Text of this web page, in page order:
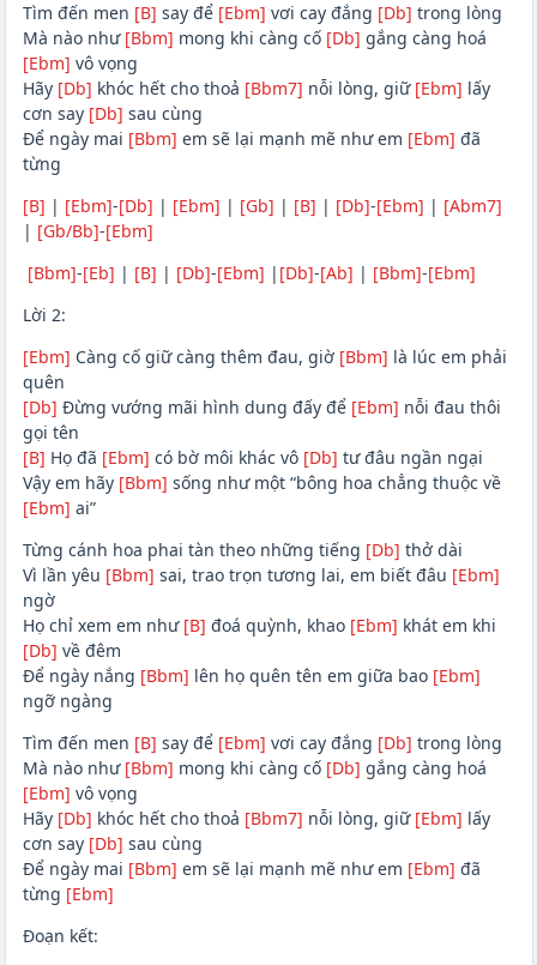
Tìm đến men [B] say để [Ebm] vơi cay đắng [Db] trong lòng
Mà nào như [Bbm] mong khi càng cố [Db] gắng càng hoá
[Ebm] vô vọng
Hãy [Db] khóc hết cho thoả [Bbm7] nỗi lòng, giữ [Ebm] lấy
cơn say [Db] sau cùng
Để ngày mai [Bbm] em sẽ lại mạnh mẽ như em [Ebm] đã
từng
[B] | [Ebm]-[Db] | [Ebm] | [Gb] | [B] | [Db]-[Ebm] | [Abm7]
| [Gb/Bb]-[Ebm]
[Bbm]-[Eb] | [B] | [Db]-[Ebm] | [Db]-[Ab] | [Bbm]-[Ebm]
Lời 2:
[Ebm] Càng cố giữ càng thêm đau, giờ [Bbm] là lúc em phải
quên
[Db] Đừng vướng mãi hình dung đấy để [Ebm] nỗi đau thôi
gọi tên
[B] Họ đã [Ebm] có bờ môi khác vô [Db] tư đâu ngần ngại
Vậy em hãy [Bbm] sống như một “bông hoa chẳng thuộc về
[Ebm] ai”
Từng cánh hoa phai tàn theo những tiếng [Db] thở dài
Vì lần yêu [Bbm] sai, trao trọn tương lai, em biết đâu [Ebm]
ngờ
Họ chỉ xem em như [B] đoá quỳnh, khao [Ebm] khát em khi
[Db] về đêm
Để ngày nắng [Bbm] lên họ quên tên em giữa bao [Ebm]
ngỡ ngàng
Tìm đến men [B] say để [Ebm] vơi cay đắng [Db] trong lòng
Mà nào như [Bbm] mong khi càng cố [Db] gắng càng hoá
[Ebm] vô vọng
Hãy [Db] khóc hết cho thoả [Bbm7] nỗi lòng, giữ [Ebm] lấy
cơn say [Db] sau cùng
Để ngày mai [Bbm] em sẽ lại mạnh mẽ như em [Ebm] đã
từng [Ebm]
Đoạn kết: